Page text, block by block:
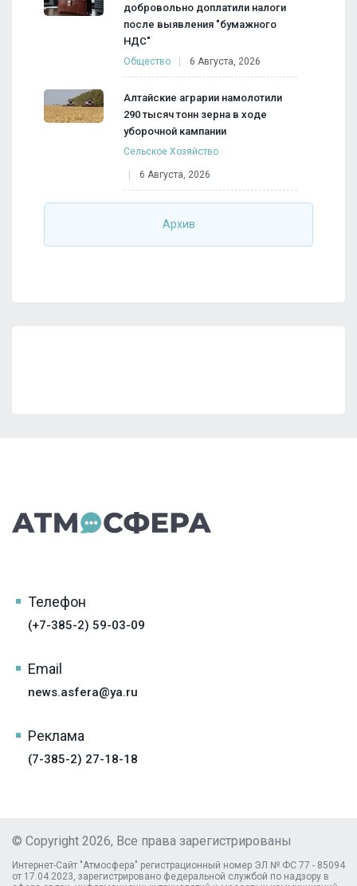
добровольно доплатили налоги
после выявления "бумажного
НДС"
Общество 6 Августа, 2026
Алтайские аграрии намолотили
290 тысяч тонн зерна в ходе
уборочной кампании
Сельское Хозяйство
6 Августа, 2026
Архив
Телефон
(+7-385-2) 59-03-09
Email
news.asfera@ya.ru
Реклама
(7-385-2) 27-18-18
© Copyright 2026, Все права зарегистрированы
Интернет-Сайт "Атмосфера" регистрационный номер ЭЛ № ФС 77 - 85094
от 17.04.2023, зарегистрировано федеральной службой по надзору в